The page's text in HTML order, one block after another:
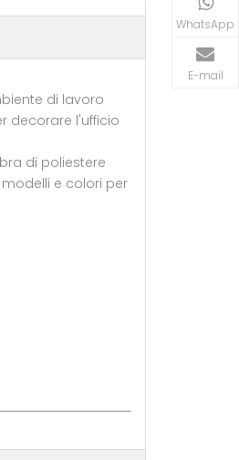
di lavoro
decorare l'ufficio
di poliestere
e colori per
WhatsApp
E-mail